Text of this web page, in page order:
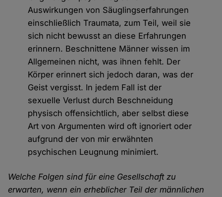
Auswirkungen von Säuglingserfahrungen
einschließlich Traumata, zum Teil, weil sie
sich nicht bewusst an diese Erfahrungen
erinnern. Beschnittene Männer wissen im
Allgemeinen nicht, was ihnen fehlt. Der
Körper erinnert sich jedoch daran, was der
Geist vergisst. In jedem Fall ist der
sexuelle Verlust durch Beschneidung
physisch offensichtlich, aber selbst diese
Art von Argumenten wird oft ignoriert oder
aufgrund der von mir erwähnten
psychischen Leugnung minimiert.
Welche Folgen sind für eine Gesellschaft zu
erwarten, wenn ein erheblicher Teil der männlichen